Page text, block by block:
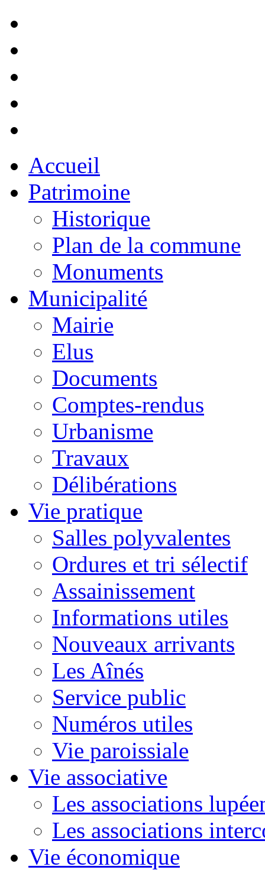
Accueil
Patrimoine
Historique
Plan de la commune
Monuments
Municipalité
Mairie
Elus
Documents
Comptes-rendus
Urbanisme
Travaux
Délibérations
Vie pratique
Salles polyvalentes
Ordures et tri sélectif
Assainissement
Informations utiles
Nouveaux arrivants
Les Aînés
Service public
Numéros utiles
Vie paroissiale
Vie associative
Les associations
Les associations
Vie économique